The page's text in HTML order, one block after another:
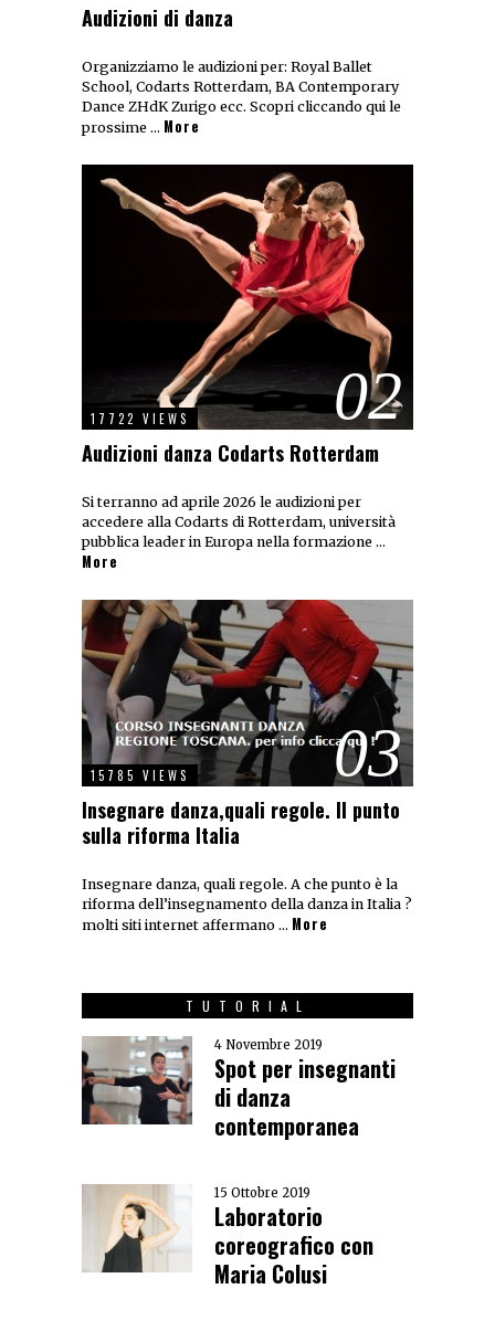
Audizioni di danza
Organizziamo le audizioni per: Royal Ballet
School, Codarts Rotterdam, BA Contemporary
Dance ZHdK Zurigo ecc. Scopri cliccando qui le
prossime … More
02
17722 VIEWS
Audizioni danza Codarts Rotterdam
Si terranno ad aprile 2026 le audizioni per
accedere alla Codarts di Rotterdam, università
pubblica leader in Europa nella formazione …
More
03
15785 VIEWS
Insegnare danza,quali regole. Il punto
sulla riforma Italia
Insegnare danza, quali regole. A che punto è la
riforma dell’insegnamento della danza in Italia ?
molti siti internet affermano … More
TUTORIAL
4 Novembre 2019
Spot per insegnanti
di danza
contemporanea
15 Ottobre 2019
Laboratorio
coreografico con
Maria Colusi